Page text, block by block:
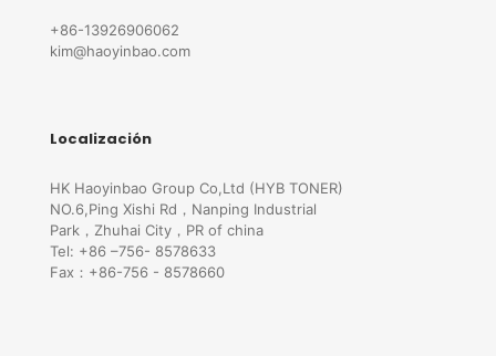
+86-13926906062
kim@haoyinbao.com
Localización
HK Haoyinbao Group Co,Ltd (HYB TONER)
NO.6,Ping Xishi Rd，Nanping Industrial
Park，Zhuhai City，PR of china
Tel: +86 –756- 8578633
Fax：+86-756 - 8578660